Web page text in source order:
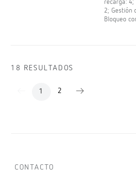
recarga: 4;
2; Gestión
Bloqueo
18 RESULTADOS
1 2
CONTACTO